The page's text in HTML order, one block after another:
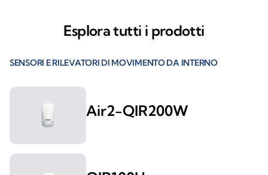
Esplora tutti i prodotti
SENSORI E RILEVATORI DI MOVIMENTO DA INTERNO
Air2-QIR200W